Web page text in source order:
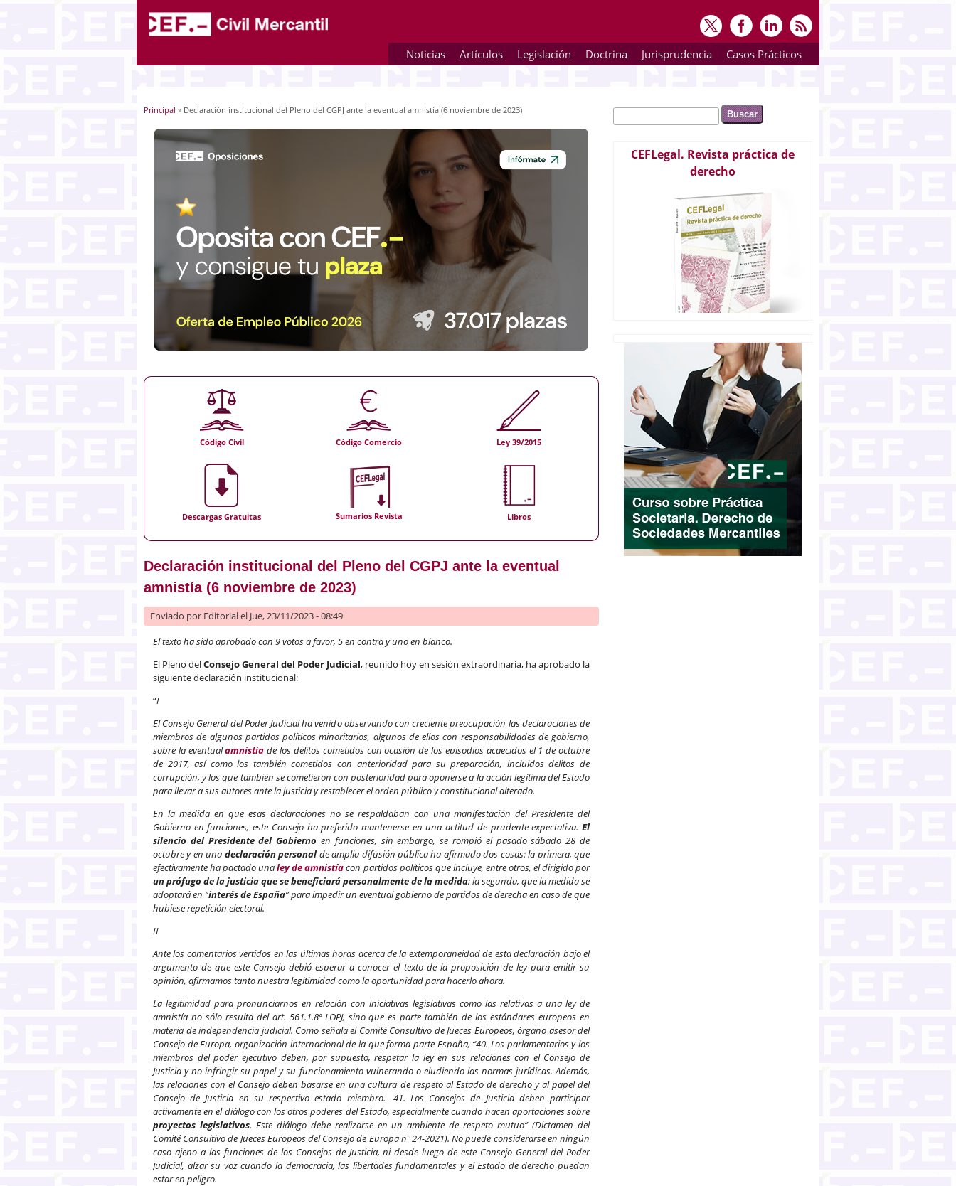
Noticias Artículos Legislación Doctrina Jurisprudencia Casos Prácticos
Usted está aquí
Principal » Declaración institucional del Pleno del CGPJ ante la eventual amnistía (6 noviembre de 2023)
Código Civil Código Comercio Ley 39/2015
Descargas Gratuitas Sumarios Revista Libros
Declaración institucional del Pleno del CGPJ ante la eventual
amnistía (6 noviembre de 2023)
Enviado por Editorialel Jue, 23/11/2023 - 08:49
El texto ha sido aprobado con 9 votos a favor, 5 en contra y uno en blanco.
El Pleno delConsejo General del Poder Judicial, reunido hoy en sesión extraordinaria, ha aprobado la
siguiente declaración institucional:
“I
El Consejo General del Poder Judicial ha venido observando con creciente preocupación las declaraciones de
miembros de algunos partidos políticos minoritarios, algunos de ellos con responsabilidades de gobierno,
sobre la eventualamnistía de los delitos cometidos con ocasión de los episodios acaecidos el 1 de octubre
de 2017, así como los también cometidos con anterioridad para su preparación, incluidos delitos de
corrupción, y los que también se cometieron con posterioridad para oponerse a la acción legítima del Estado
para llevar a sus autores ante la justicia y restablecer el orden público y constitucional alterado.
En la medida en que esas declaraciones no se respaldaban con una manifestación del Presidente del
Gobierno en funciones, este Consejo ha preferido mantenerse en una actitud de prudente expectativa. El
silencio del Presidente del Gobierno en funciones, sin embargo, se rompió el pasado sábado 28 de
octubre y en una declaración personalde amplia difusión pública ha afirmado dos cosas: la primera, que
efectivamente ha pactado unaley de amnistíacon partidos políticos que incluye, entre otros, el dirigido por
un prófugo de la justicia que se beneficiará personalmente de la medida; la segunda, que la medida se
adoptará en “interés de España” para impedir un eventual gobierno de partidos de derecha en caso de que
hubiese repetición electoral.
II
Ante los comentarios vertidos en las últimas horas acerca de la extemporaneidad de esta declaración bajo el
argumento de que este Consejo debió esperar a conocer el texto de la proposición de ley para emitir su
opinión, afirmamos tanto nuestra legitimidad como la oportunidad para hacerlo ahora.
La legitimidad para pronunciarnos en relación con iniciativas legislativas como las relativas a una ley de
amnistía no sólo resulta del art. 561.1.8ª LOPJ, sino que es parte también de los estándares europeos en
materia de independencia judicial. Como señala el Comité Consultivo de Jueces Europeos, órgano asesor del
Consejo de Europa, organización internacional de la que forma parte España, “40. Los parlamentarios y los
miembros del poder ejecutivo deben, por supuesto, respetar la ley en sus relaciones con el Consejo de
Justicia y no infringir su papel y su funcionamiento vulnerando o eludiendo las normas jurídicas. Además,
las relaciones con el Consejo deben basarse en una cultura de respeto al Estado de derecho y al papel del
Consejo de Justicia en su respectivo estado miembro.- 41. Los Consejos de Justicia deben participar
activamente en el diálogo con los otros poderes del Estado, especialmente cuando hacen aportaciones sobre
proyectos legislativos. Este diálogo debe realizarse en un ambiente de respeto mutuo” (Dictamen del
Comité Consultivo de Jueces Europeos del Consejo de Europa nº 24-2021). No puede considerarse en ningún
caso ajeno a las funciones de los Consejos de Justicia, ni desde luego de este Consejo General del Poder
Judicial, alzar su voz cuando la democracia, las libertades fundamentales y el Estado de derecho puedan
estar en peligro.
Formulario de búsqueda
Buscar
CEFLegal. Revista práctica de
derecho